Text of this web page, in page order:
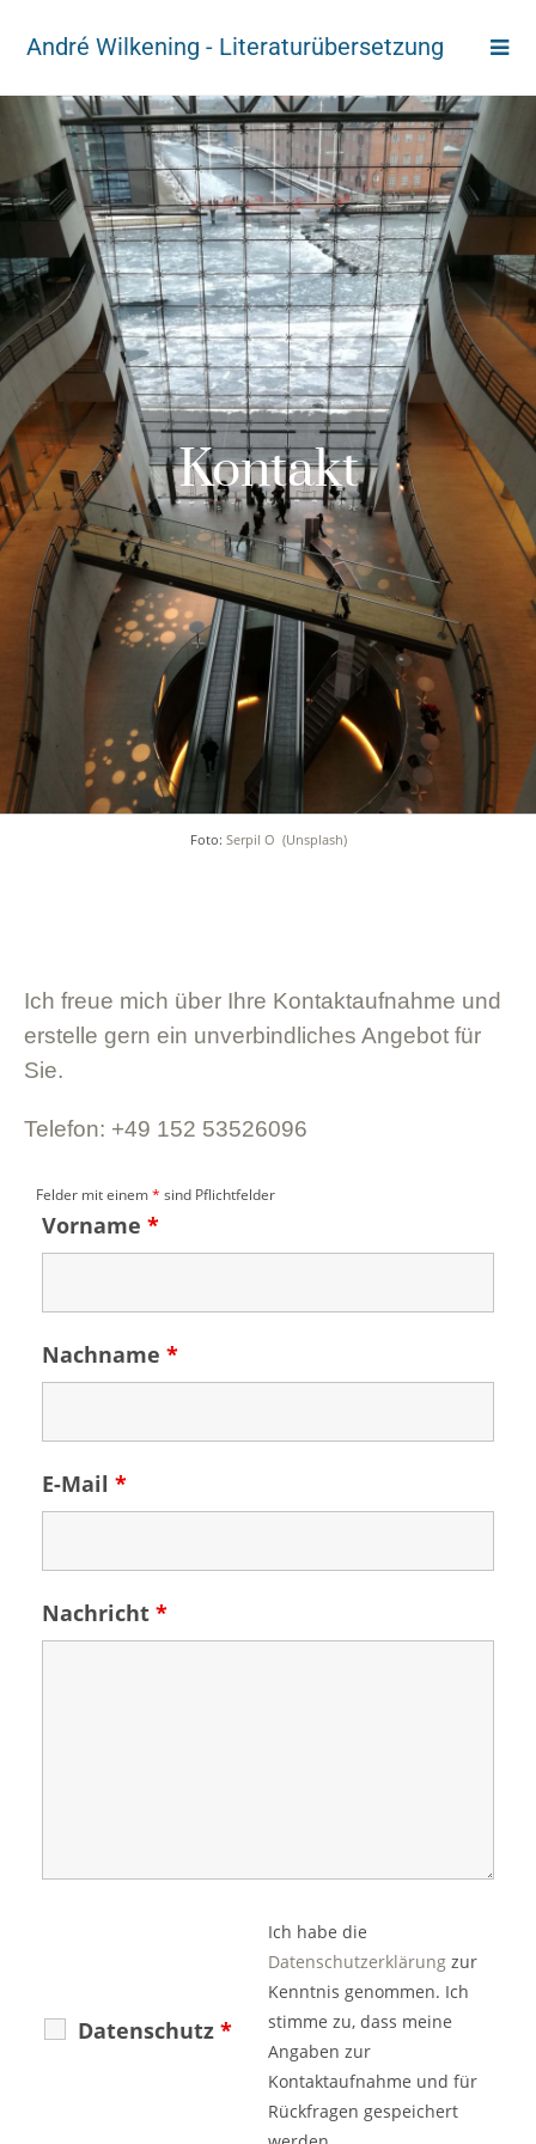
André Wilkening - Literaturübersetzung
Kontakt
Foto: Serpil O (Unsplash)
Ich freue mich über Ihre Kontaktaufnahme und
erstelle gern ein unverbindliches Angebot für
Sie.
Telefon: +49 152 53526096
Felder mit einem* sind Pflichtfelder
Vorname *
Nachname *
E-Mail *
Nachricht *
Datenschutz *
Ich habe die
Datenschutzerklärung zur
Kenntnis genommen. Ich
stimme zu, dass meine
Angaben zur
Kontaktaufnahme und für
Rückfragen gespeichert